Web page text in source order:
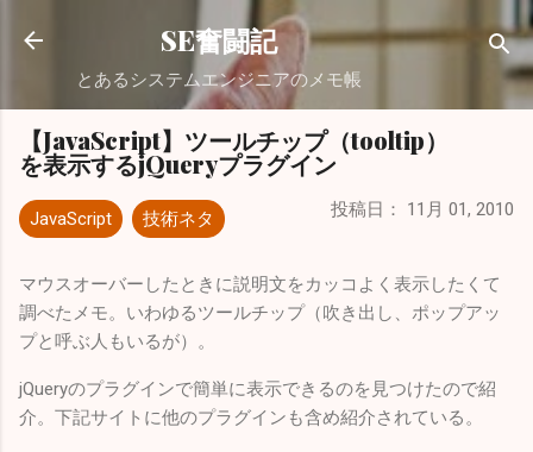
スキップしてメイン コンテンツに移動
SE奮闘記
とあるシステムエンジニアのメモ帳
【JavaScript】ツールチップ（tooltip）
を表示するjQueryプラグイン
JavaScript 技術ネタ 投稿日： 11月 01, 2010
マウスオーバーしたときに説明文をカッコよく表示したくて
調べたメモ。いわゆるツールチップ（吹き出し、ポップアッ
プと呼ぶ人もいるが）。
jQueryのプラグインで簡単に表示できるのを見つけたので紹
介。下記サイトに他のプラグインも含め紹介されている。